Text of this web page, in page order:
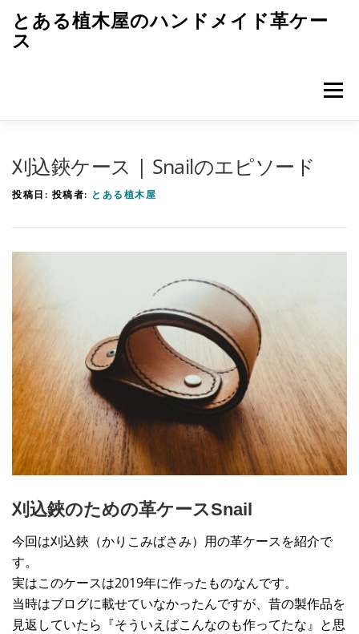
とある植木屋のハンドメイド革ケー
ス
メニ
刈込鋏ケース | Snailのエピソード
投稿日: 投稿者: とある植木屋
刈込鋏のための革ケースSnail
今回は刈込鋏（かりこみばさみ）用の革ケースを紹介で
す。
実はこのケースは2019年に作ったものなんです。
当時はブログに載せていなかったんですが、昔の製作品を
見返していたら『そういえばこんなのも作ってたな』と思